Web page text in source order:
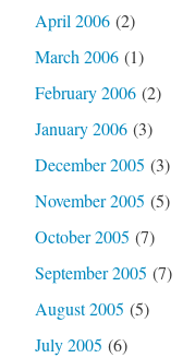
April 2006(2)
March 2006(1)
February 2006(2)
January 2006(3)
December 2005 (3)
November 2005 (5)
October 2005 (7)
September 2005 (7)
August 2005 (5)
July 2005 (6)